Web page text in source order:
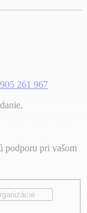
261 967
podporu pri vašom